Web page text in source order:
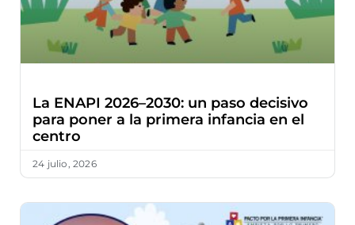
La ENAPI 2026–2030: un paso decisivo
para poner a la primera infancia en el
centro
24 julio, 2026